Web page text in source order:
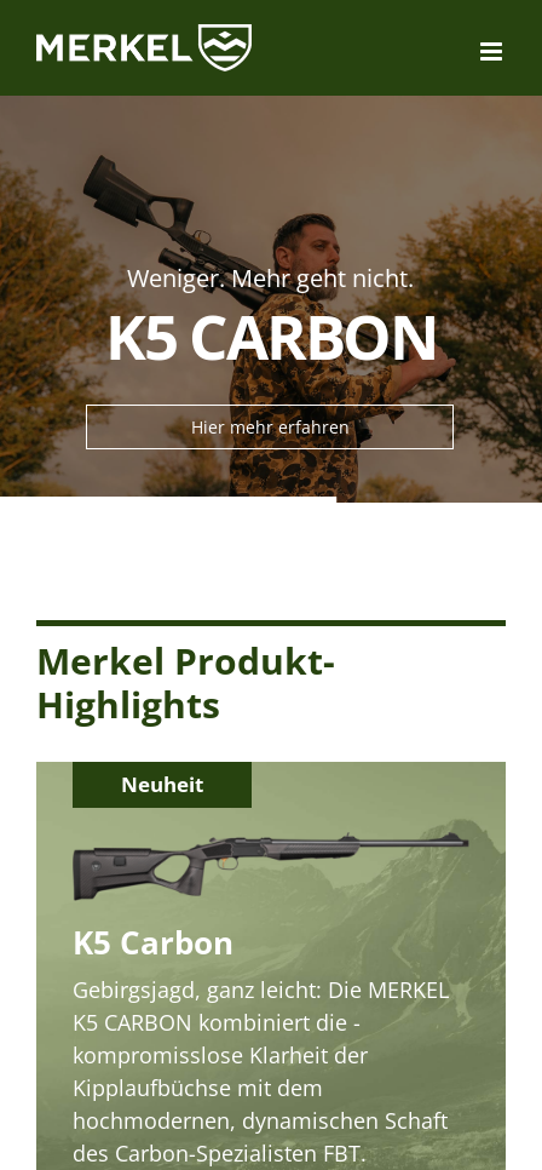
Inhalt
Hier mehr erfahren
Weniger. Mehr geht nicht.
K5 CARBON
Merkel Produkt-
Highlights
Neuheit
K5 Carbon
Gebirgsjagd, ganz leicht: Die MERKEL
K5 CARBON kombiniert die ­
kompromisslose Klarheit der
Kipplaufbüchse mit dem
hochmodernen, dynamischen Schaft
des ­Carbon-Spezia­listen FBT.